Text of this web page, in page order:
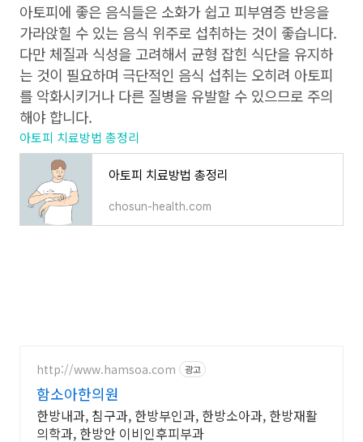
아토피에 좋은 음식들은 소화가 쉽고 피부염증 반응을
가라앉힐 수 있는 음식 위주로 섭취하는 것이 좋습니다.
다만 체질과 식성을 고려해서 균형 잡힌 식단을 유지하
는 것이 필요하며 극단적인 음식 섭취는 오히려 아토피
를 악화시키거나 다른 질병을 유발할 수 있으므로 주의
해야 합니다.
아토피 치료방법 총정리
아토피 치료방법 총정리
chosun-health.com
http://www.hamsoa.com 광고
함소아한의원
한방내과, 침구과, 한방부인과, 한방소아과, 한방재활
의학과, 한방안 이비인후피부과